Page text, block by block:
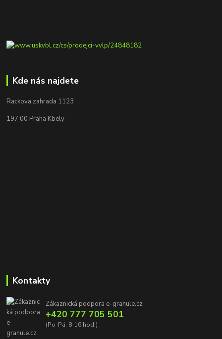
Kde nás najdete
Rackova zahrada 1123
197 00 Praha Kbely
Kontakty
Zákaznická podpora e-granule.cz
+420 777 705 501
(Po-Pá, 8-16 hod.)